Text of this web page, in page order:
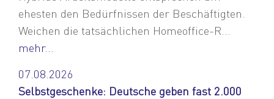
ehesten den Bedürfnissen der Beschäftigten.
Weichen die tatsächlichen Homeoffice-R...
mehr...
07.08.2026
Selbstgeschenke: Deutsche geben fast 2.000